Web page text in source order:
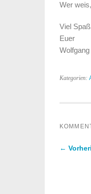
Wer
Viel Spaß
Euer
Kategorien:
←